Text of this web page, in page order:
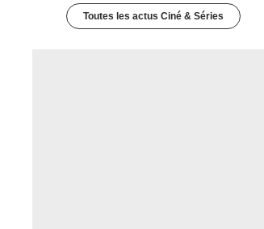
Toutes les actus Ciné & Séries